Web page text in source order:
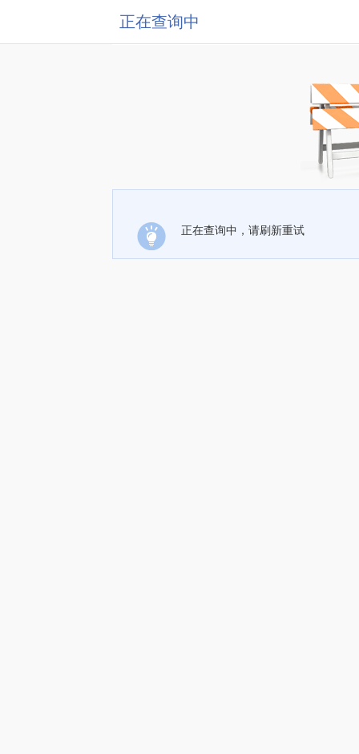
正在查询中
正在查询中，请刷新重试